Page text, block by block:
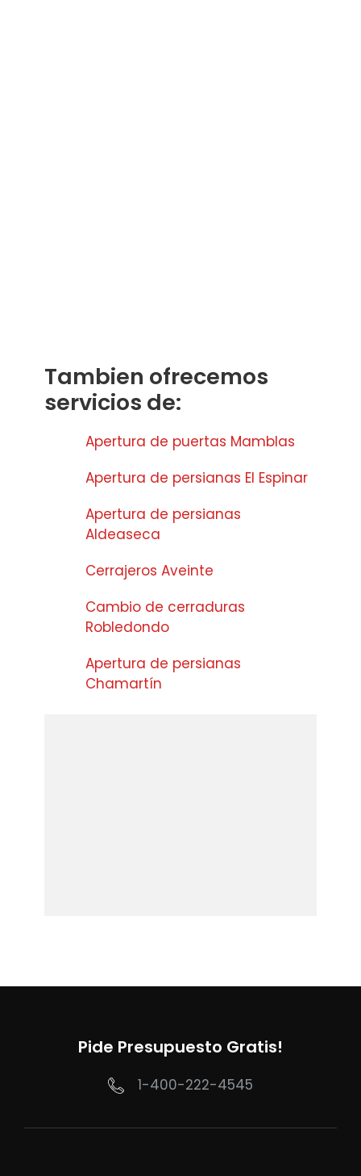
Tambien ofrecemos
servicios de:
Apertura de puertas Mamblas
Apertura de persianas El Espinar
Apertura de persianas
Aldeaseca
Cerrajeros Aveinte
Cambio de cerraduras
Robledondo
Apertura de persianas
Chamartín
Pide Presupuesto Gratis!
1-400-222-4545